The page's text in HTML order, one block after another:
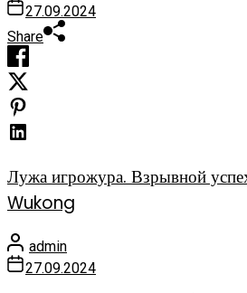
27.09.2024
Share
Лужа игрожура. Взрывной
Wukong
admin
27.09.2024